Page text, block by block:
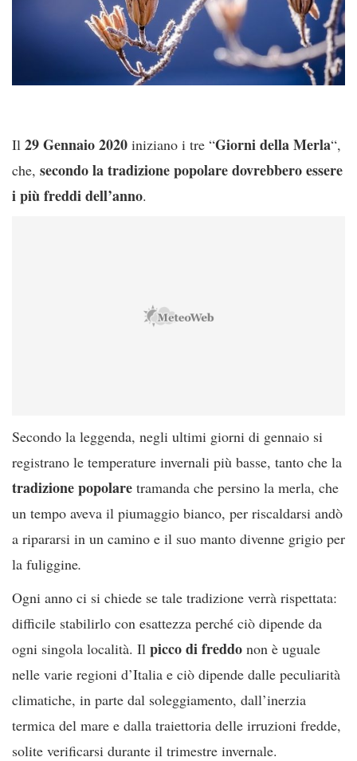
Il 29 Gennaio 2020 iniziano i tre “Giorni della Merla“,
che, secondo la tradizione popolare dovrebbero essere
i più freddi dell’anno.
Secondo la leggenda, negli ultimi giorni di gennaio si
registrano le temperature invernali più basse, tanto che la
tradizionepopolare tramanda che persino la merla, che
un tempo aveva il piumaggio bianco, per riscaldarsi andò
a ripararsi in un camino e il suo manto divenne grigio per
la fuliggine.
Ogni anno ci si chiede se tale tradizione verrà rispettata:
difficile stabilirlo con esattezza perché ciò dipende da
ogni singola località. Il picco di freddo non è uguale
nelle varie regioni d’Italia e ciò dipende dalle peculiarità
climatiche, in parte dal soleggiamento, dall’inerzia
termica del mare e dalla traiettoria delle irruzioni fredde,
solite verificarsi durante il trimestre invernale.